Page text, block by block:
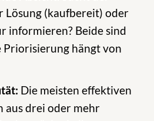
Lösung (kaufbereit) oder
informieren? Beide sind
hängt von
Die meisten effektiven
aus drei oder mehr